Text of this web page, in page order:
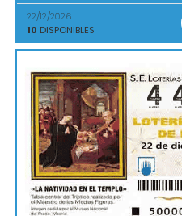
22/12/2026
10 DISPONIBLES